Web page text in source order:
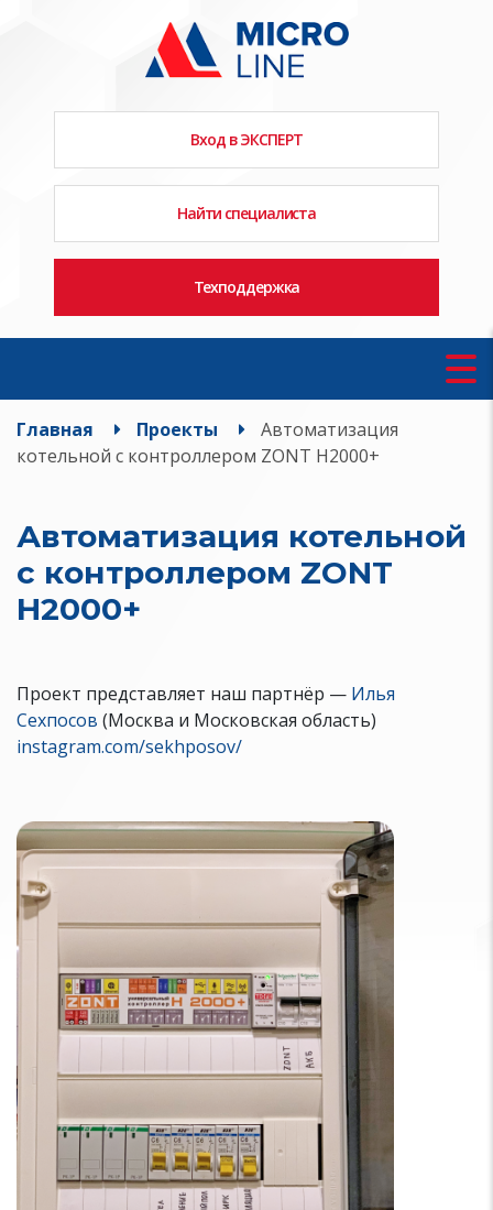
Вход в ЭКСПЕРТ
Найти специалиста
Техподдержка
Главная Проекты
Автоматизация
котельной с контроллером ZONT H2000+
Автоматизация котельной
с контроллером ZONT
H2000+
Проект представляет наш партнёр — Илья
Сехпосов (Москва и Московская область)
instagram.com/sekhposov/